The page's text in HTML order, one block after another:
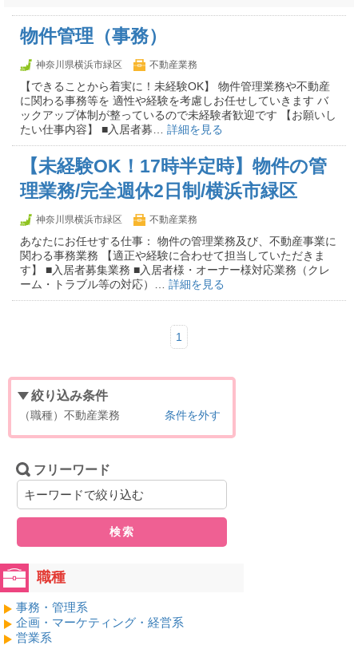
物件管理（事務）
神奈川県横浜市緑区 不動産業務
【できることから着実に！未経験OK】 物件管理業務や不動産
に関わる事務等を 適性や経験を考慮しお任せしていきます バ
ックアップ体制が整っているので未経験者歓迎です 【お願いし
たい仕事内容】 ■入居者募… 詳細を見る
【未経験OK！17時半定時】物件の管
理業務/完全週休2日制/横浜市緑区
神奈川県横浜市緑区 不動産業務
あなたにお任せする仕事： 物件の管理業務及び、不動産事業に
関わる事務業務 【適正や経験に合わせて担当していただきま
す】 ■入居者募集業務 ■入居者様・オーナー様対応業務（クレ
ーム・トラブル等の対応）… 詳細を見る
1
絞り込み条件
（職種）不動産業務 条件を外す
フリーワード
検索
職種
事務・管理系
企画・マーケティング・経営系
営業系